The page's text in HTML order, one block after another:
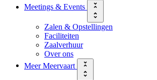
Meetings & Events
Zalen & Opstellingen
Faciliteiten
Zaalverhuur
Over ons
Meer Meervaart